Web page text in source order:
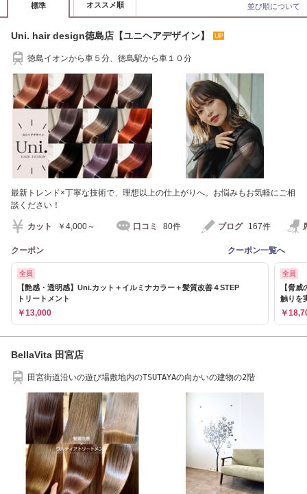
標準 オススメ順 並び順について
Uni. hair design徳島店【ユニヘアデザイン】
徳島イオンから車５分、徳島駅から車１０分
最新トレンド×丁寧な技術で、理想以上の仕上がりへ。お悩みもお気軽にご相
談ください！
カット ￥4,000～ 口コミ 80件 ブログ 167件
クーポン クーポン一覧へ
全員
【艶感・透明感】Uni.カット＋イルミナカラー＋髪質改善４STEP
トリートメント
￥13,000
全員
【脅
触りを
￥
BellaVita 田宮店
田宮街道沿いの遊び場敷地内のTSUTAYAの向かいの建物の2階